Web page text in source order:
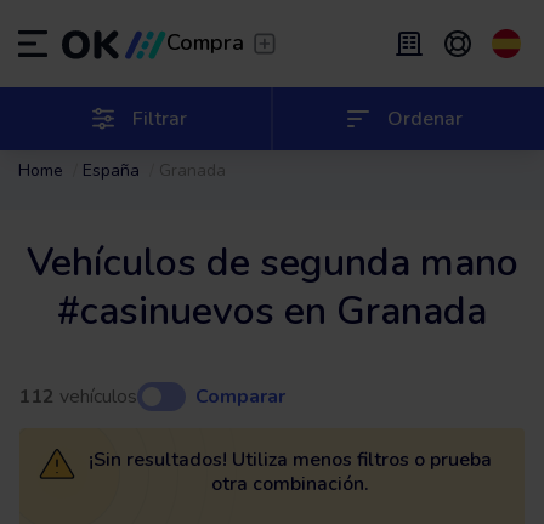
Compra
Transfer/ Deja que te lleven
Renting flexible De 2 a 9 meses
Renting
Filtrar Ordenar
Español (ES)
EN English (UK)
Home España Granada
Vehículos de segunda mano
#casinuevos en Granada
112 vehículos Comparar
¡Sin resultados! Utiliza menos filtros o prueba
otra combinación.